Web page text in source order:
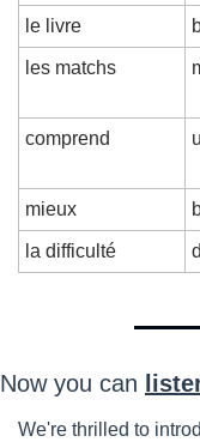
le livre
les matchs
comprend
mieux
la difficulté
Now you can
We're thrilled to